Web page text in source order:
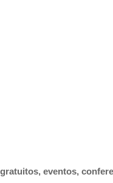
eventos,